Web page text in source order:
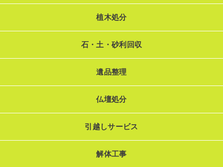
植木処分
石・土・砂利回収
遺品整理
仏壇処分
引越しサービス
解体工事